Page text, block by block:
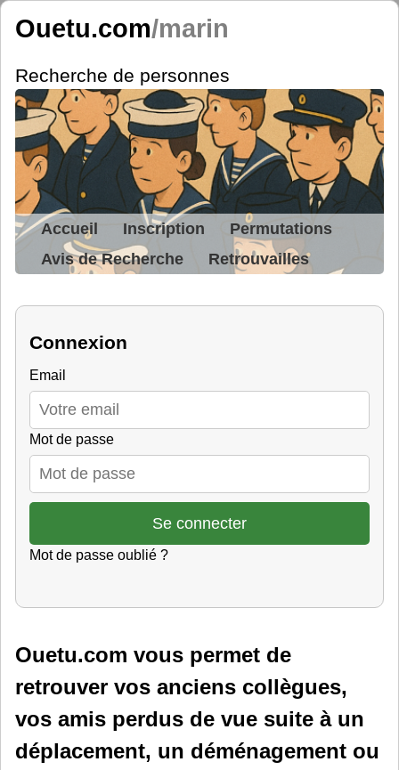
Ouetu.com/marin
Recherche de personnes
Accueil Inscription
Permutations
Avis de Recherche
Retrouvailles
Connexion
Email
Mot de passe
Mot de passe oublié ?
Ouetu.com vous permet de
retrouver vos anciens collègues,
vos amis perdus de vue suite à un
déplacement, un déménagement ou